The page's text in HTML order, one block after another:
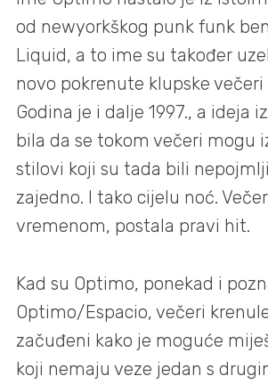
od newyorkškog punk funk
Liquid, a to ime su također
novo pokrenute klupske večeri
Godina je i dalje 1997., a ideja
bila da se tokom večeri mogu
stilovi koji su tada bili
zajedno. I tako cijelu noć.
vremenom, postala pravi hit.
Kad su Optimo, ponekad i
Optimo/Espacio, večeri
začuđeni kako je moguće
koji nemaju veze jedan s